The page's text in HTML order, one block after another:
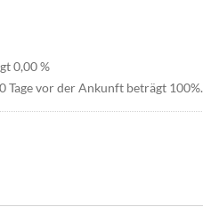
0,00 %
vor der Ankunft beträgt 100%.